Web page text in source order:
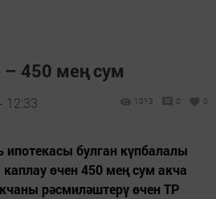
– 450 мең сум
12:33 1013 0 0
ипотекасы булган күпбалалы
каплау өчен 450 мең сум акча
рәсмиләштерү өчен ТР